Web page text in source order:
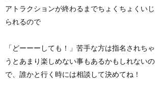
アトラクションが終わるまでちょくちょくいじ
られるので
「どーーーしても！」苦手な方は指名されちゃ
うとあまり楽しめない事もあるかもしれないの
で、誰かと行く時には相談して決めてね！